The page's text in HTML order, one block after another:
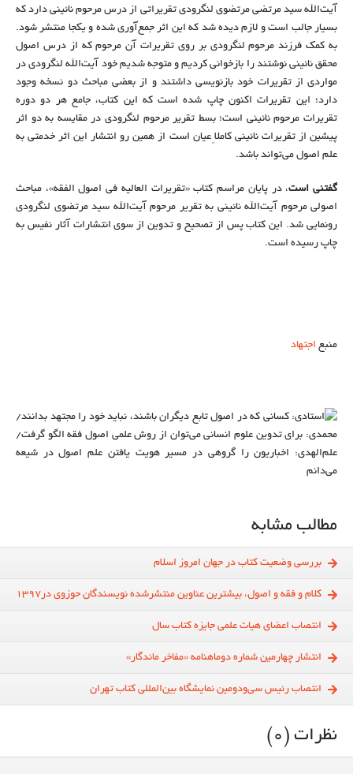
آیت‌الله سید مرتضی مرتضوی لنگرودی تقریراتی از درس مرحوم نائینی دارد که
بسیار جالب است و لازم دیده شد که این اثر جمع‌آوری شده و یکجا منتشر شود.
به کمک فرزند مرحوم لنگرودی بر روی تقریرات آن مرحوم که از درس اصول
محقق نائینی نوشتند را بازخوانی کردیم و متوجه شدیم خود آیت‌الله لنگرودی در
مواردی از تقریرات خود بازنویسی داشتند و از بعضی مباحث دو نسخه وجود
دارد؛ این تقریرات اکنون چاپ شده است که این کتاب، جامع هر دو دوره
تقریرات مرحوم نائینی است؛ بسط تقریر مرحوم لنگرودی در مقایسه به دو اثر
پیشین از تقریرات نائینی کاملاً عیان است از همین رو انتشار این اثر خدمتی به
علم اصول می‌تواند باشد.
گفتنی است، در پایان مراسم کتاب «تقریرات العالیه فی اصول الفقه»، مباحث
اصولی مرحوم آیت‌الله نائینی به تقریر مرحوم آیت‌الله سید مرتضوی لنگرودی
رونمایی شد. این کتاب پس از تصحیح و تدوین از سوی انتشارات آثار نفیس به
چاپ رسیده است.
منبع اجتهاد
مطالب مشابه
بررسی وضعیت کتاب در جهان امروز اسلام
کلام و فقه و اصول، بیشترین عناوین منتشرشده نویسندگان حوزوی در1397
انتصاب اعضای هیات علمی جایزه کتاب‌ سال
انتشار چهارمین شماره دوماهنامه «مفاخر ماندگار»
انتصاب رئیس سی‌و‌دومین نمایشگاه بین‌المللی کتاب تهران
نظرات (0)